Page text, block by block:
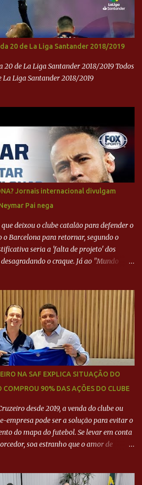
20 de La Liga Santander 2018/2019
20 de La Liga Santander 2018/2019 Todos
La Liga Santander 2018/2019
Jornais internacional divulgam
Pai nega
deixou o clube catalão para defender o
o Barcelona para retornar, segundo o
seria a 'falta de projeto' dos
o craque. Já ao "Mundo
NA SAF EXPLICA SITUAÇÃO DO
COMPROU 90% DAS AÇÕES DO CLUBE
desde 2019, a venda do clube ou
empresa pode ser a solução para evitar o
do mapa do futebol. Se levar em conta
soa estranho que o amor de
pagamento de dívidas emergenciais e